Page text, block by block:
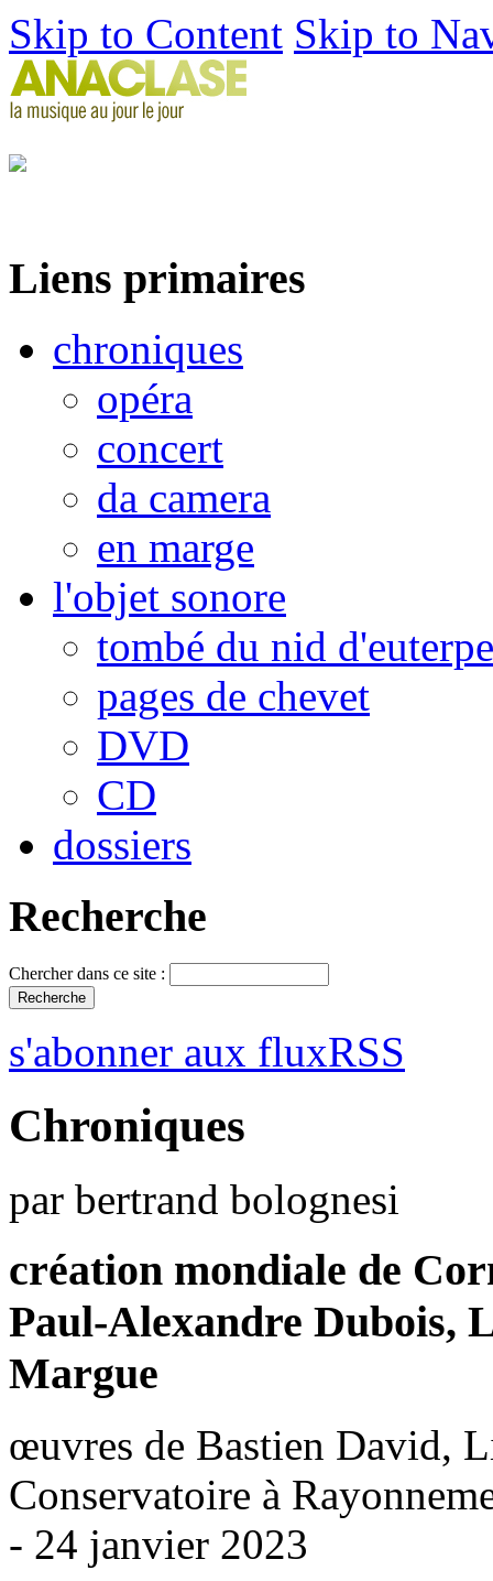
Skip to Content Skip to
Liens primaires
chroniques
opéra
concert
da camera
en marge
l'objet sonore
tombé du nid d'euterpe
pages de chevet
DVD
CD
dossiers
Recherche
Chercher dans ce site :
s'abonner aux fluxRSS
Chroniques
par bertrand bolognesi
création mondiale de
Paul-Alexandre Dubois,
Margue
œuvres de Bastien David,
Conservatoire à
- 24 janvier 2023